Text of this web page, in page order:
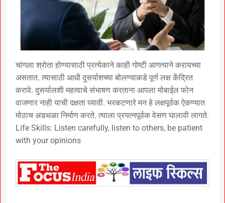
चांगला श्रोता होण्यासाठी प्रत्येकाने काही गोष्टी आगत्याने करायच्या
असतात. त्यासाठी आधी दुसर्याशच्या बोलण्याकडे पूर्ण लक्ष केंद्रित
करावे. दुसर्यालशी महत्वाचे संभाषण करताना आपला मोबाईल फोन
वाजणार नाही याची दक्षता घ्यावी. भरकटणारे मन हे लक्षपूर्वक ऐकण्यात
मोठाच अडथळा निर्माण करते. त्याला प्रयत्नपूर्वक वेसण घालावी लागते.
Life Skills: Listen carefully, listen to others, be patient
with your opinions